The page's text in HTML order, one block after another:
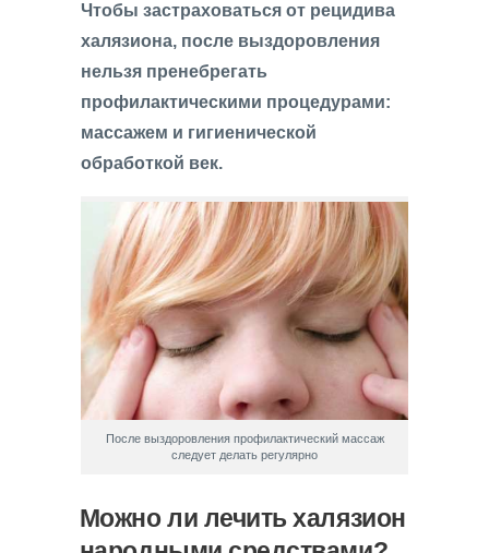
Чтобы застраховаться от рецидива
халязиона, после выздоровления
нельзя пренебрегать
профилактическими процедурами:
массажем и гигиенической
обработкой век.
После выздоровления профилактический массаж
следует делать регулярно
Можно ли лечить халязион